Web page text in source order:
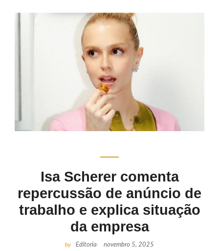
Isa Scherer comenta
repercussão de anúncio de
trabalho e explica situação
da empresa
by Editoria- novembro 5, 2025